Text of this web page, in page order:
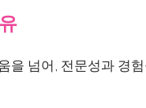
을 넘어, 전문성과 경